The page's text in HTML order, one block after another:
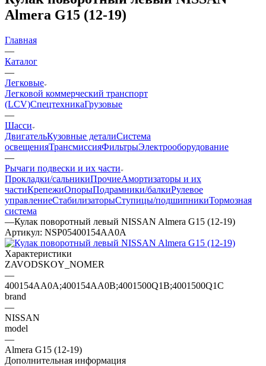
Almera G15 (12-19)
Главная
—
Каталог
—
Легковые
Легковой коммерческий транспорт
(LCV)СпецтехникаГрузовые
—
Шасси
ДвигательКузовные деталиСистема
освещенияТрансмиссияФильтрыЭлектрооборудование
—
Рычаги подвески и их части
Прокладки/сальникиПрочиеАмортизаторы и их
частиКрепежиОпорыПодрамники/балкиРулевое
управлениеСтабилизаторыСтупицы/подшипникиТормозная
система
—Кулак поворотный левый NISSAN Almera G15 (12-19)
Артикул: NSP05400154AA0A
Характеристики
ZAVODSKOY_NOMER
—
400154AA0A;400154AA0B;4001500Q1B;4001500Q1C
brand
—
NISSAN
model
—
Almera G15 (12-19)
Дополнительная информация